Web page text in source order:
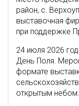
район, с.
выставочная
при поддержке
24 июля 2026
День Поля.
формате
открытым небом.